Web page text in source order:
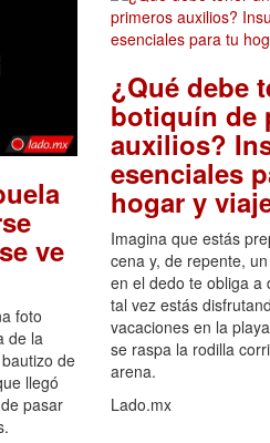
ve
foto
de la
de
llegó
pasar
¿Qué debe
botiquín de
auxilios?
esenciales
hogar y
Imagina que estás
cena y, de repente,
en el dedo te obliga a
tal vez estás
vacaciones en la
se raspa la rodilla
arena.
Lado.mx